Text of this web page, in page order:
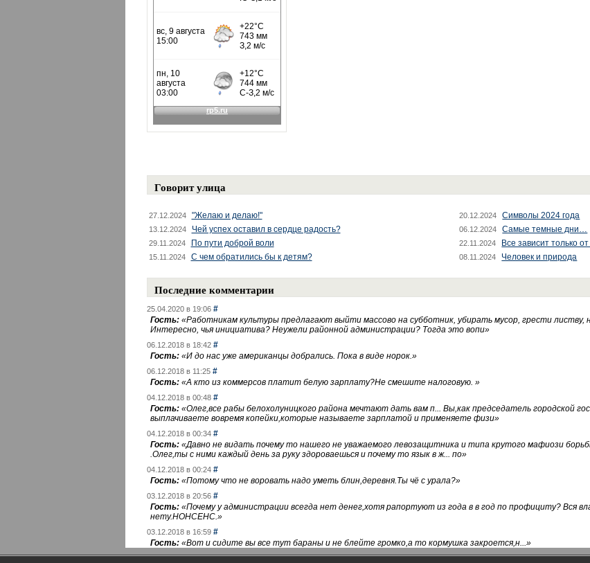
Говорит улица
27.12.2024 "Желаю и делаю!" 20.12.2024 Символы 2024 года
13.12.2024 Чей успех оставил в сердце радость? 06.12.2024 Самые темные дни…
29.11.2024 По пути доброй воли 22.11.2024 Все зависит только
15.11.2024 С чем обратились бы к детям? 08.11.2024 Человек и природа
Последние комментарии
25.04.2020 в 19:06 #
Гость: «Работникам культуры предлагают выйти массово на субботник, убирать мусор, грести
Интересно, чья инициатива? Неужели районной администрации? Тогда это вопи»
06.12.2018 в 18:42 #
Гость: «И до нас уже американцы добрались. Пока в виде норок.»
06.12.2018 в 11:25 #
Гость: «А кто из коммерсов платит белую зарплату?Не смешите налоговую. »
04.12.2018 в 00:48 #
Гость: «Олег,все рабы белохолуницкого района мечтают дать вам п... Вы,как председатель городской
выплачиваете вовремя копейки,которые называете зарплатой и применяете физи»
04.12.2018 в 00:34 #
Гость: «Давно не видать почему то нашего не уважаемого левозащитника и типа крутого мафиози
.Олег,ты с ними каждый день за руку здороваешься и почему то язык в ж... по»
04.12.2018 в 00:24 #
Гость: «Потому что не воровать надо уметь блин,деревня.Ты чё с урала?»
03.12.2018 в 20:56 #
Гость: «Почему у администрации всегда нет денег,хотя рапортуют из года в в год по профициту? Вся
нету.НОНСЕНС.»
03.12.2018 в 16:59 #
Гость: «Вот и сидите вы все тут бараны и не блейте громко,а то кормушка закроется,н...»